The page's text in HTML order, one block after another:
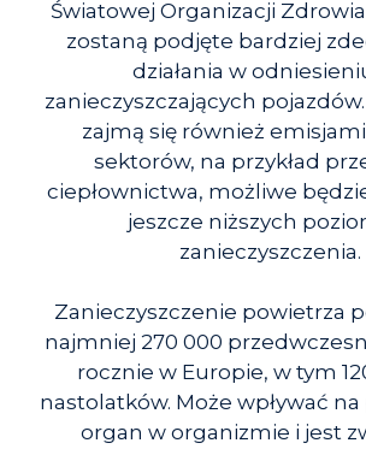
Światowej Organizacji
zostaną podjęte bardziej
działania w
zanieczyszczających
zajmą się również
sektorów, na przykład
ciepłownictwa, możliwe
jeszcze niższych
zanieczyszczenia.
Zanieczyszczenie powietrza
najmniej 270 000
rocznie w Europie, w tym
nastolatków. Może wpływać
organ w organizmie i jest